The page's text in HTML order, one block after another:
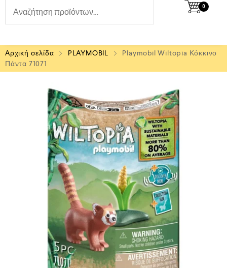
0
Αρχική σελίδα PLAYMOBIL
Playmobil Wiltopia Κόκκινο
Πάντα 71071